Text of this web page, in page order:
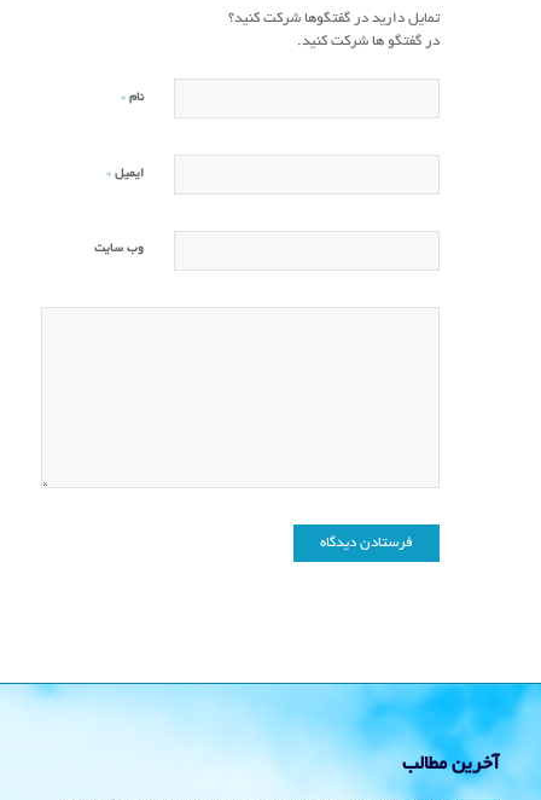
تمایل دارید در گفتگوها شرکت کنید؟
در گفتگو ها شرکت کنید.
نام *
ایمیل *
وب‌ سایت
آخرین مطالب